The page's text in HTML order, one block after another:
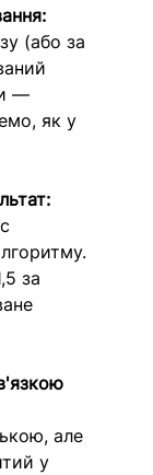
(або за
—
як у
за
але
у